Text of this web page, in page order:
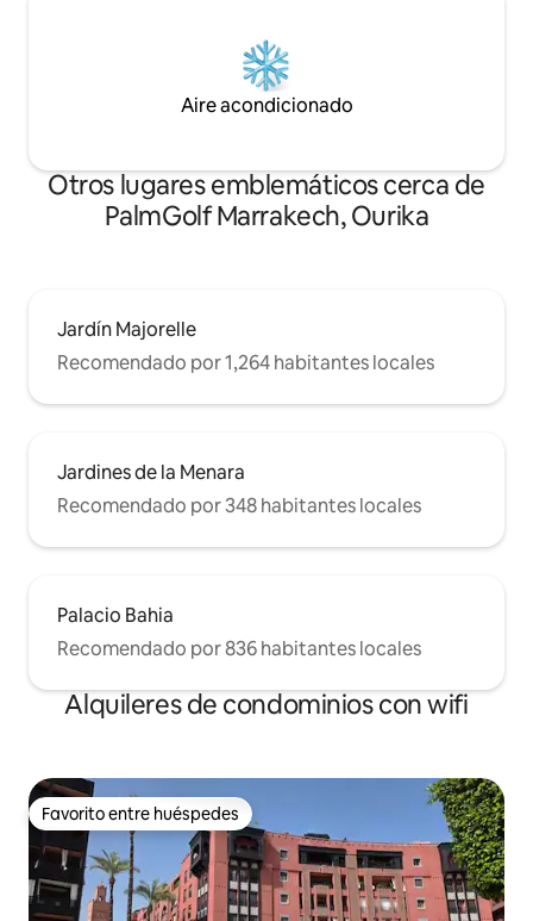
Aire acondicionado
Otros lugares emblemáticos cerca de
PalmGolf Marrakech, Ourika
Jardín Majorelle
Recomendado por 1,264 habitantes locales
Jardines de la Menara
Recomendado por 348 habitantes locales
Palacio Bahia
Recomendado por 836 habitantes locales
Alquileres de condominios con wifi
Favorito entre huéspedes
Favorito entre huéspedes